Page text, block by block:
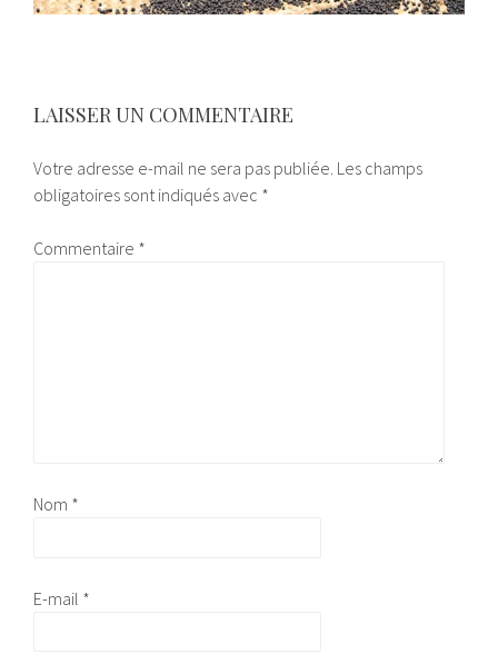
LAISSER UN COMMENTAIRE
Votre adresse e-mail ne sera pas publiée. Les champs
obligatoires sont indiqués avec *
Commentaire *
Nom *
E-mail *